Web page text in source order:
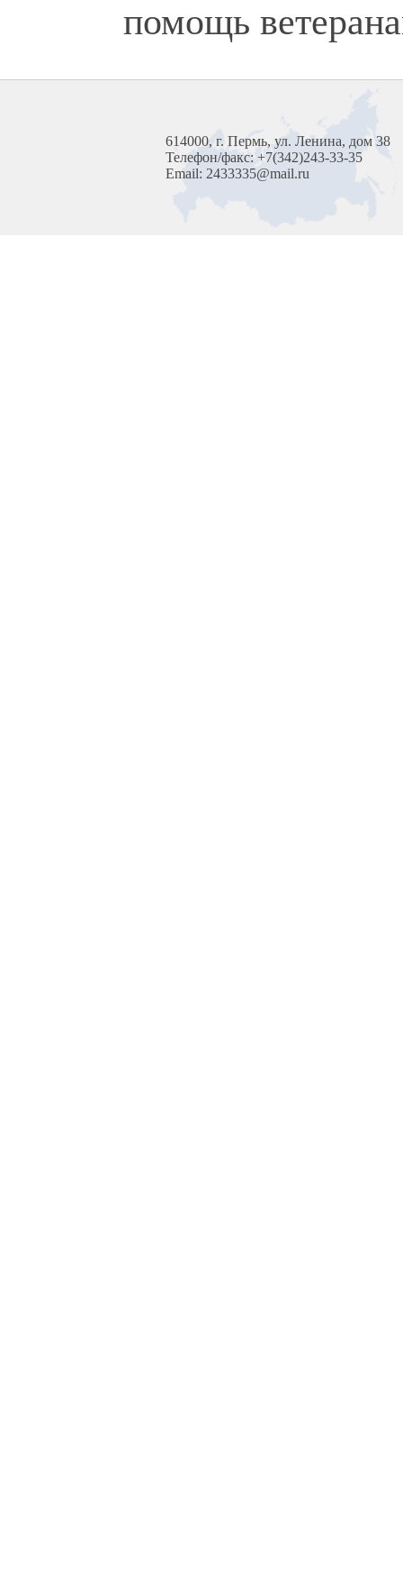
помощь
614000, г. Пермь, ул. Ленина, дом 38
Телефон/факс: +7(342)243-33-35
Email: 2433335@mail.ru